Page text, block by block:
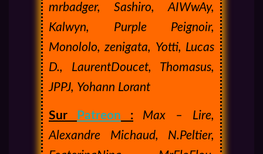
mrbadger, Sashiro, AIWwAy,
Kalwyn, Purple Peignoir,
Monololo, zenigata, Yotti, Lucas
D., LaurentDoucet, Thomasus,
JPPJ, Yohann Lorant
Sur Patreon :
Max – Lire,
Alexandre Michaud, N.Peltier,